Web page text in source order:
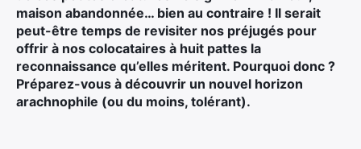
maison abandonnée… bien au contraire ! Il serait
peut-être temps de revisiter nos préjugés pour
offrir à nos colocataires à huit pattes la
reconnaissance qu’elles méritent. Pourquoi donc ?
Préparez-vous à découvrir un nouvel horizon
arachnophile (ou du moins, tolérant).